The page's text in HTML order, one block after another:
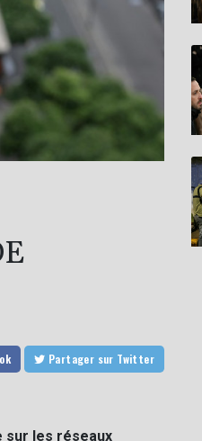
Partager sur Twitter
sur les réseaux